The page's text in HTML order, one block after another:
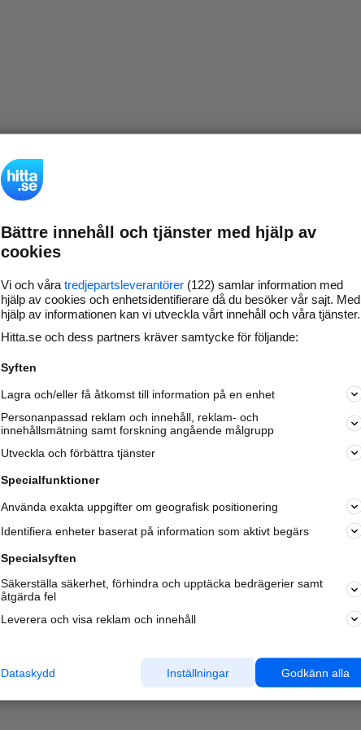
Bättre innehåll och tjänster med hjälp av
cookies
Vi och våra tredjepartsleverantörer (122) samlar information med
hjälp av cookies och enhetsidentifierare då du besöker vår sajt. Med
hjälp av informationen kan vi utveckla vårt innehåll och våra tjänster.
Hitta.se och dess partners kräver samtycke för följande:
Syften
Lagra och/eller få åtkomst till information på en enhet
Personanpassad reklam och innehåll, reklam- och
innehållsmätning samt forskning angående målgrupp
Utveckla och förbättra tjänster
Specialfunktioner
Använda exakta uppgifter om geografisk positionering
Identifiera enheter baserat på information som aktivt begärs
Specialsyften
Säkerställa säkerhet, förhindra och upptäcka bedrägerier samt
åtgärda fel
Leverera och visa reklam och innehåll
Godkänn alla
Inställningar
Dataskydd